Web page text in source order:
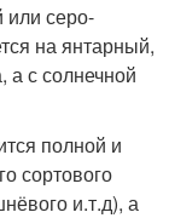
серо-
на янтарный,
а с солнечной
полной и
сортового
и.т.д), а